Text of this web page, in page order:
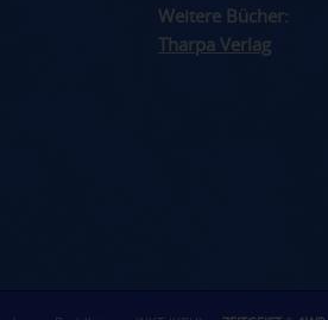
Weitere Bücher:
Tharpa Verlag